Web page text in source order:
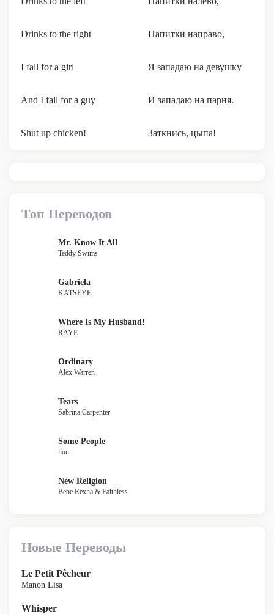
Drinks to the right Напитки направо,
I fall for a girl Я западаю на девушку
And I fall for a guy И западаю на парня.
Shut up chicken! Заткнись, цыпа!
Топ Переводов
Mr. Know It All
Teddy Swims
Gabriela
KATSEYE
Where Is My Husband!
RAYE
Ordinary
Alex Warren
Tears
Sabrina Carpenter
Some People
liou
New Religion
Bebe Rexha & Faithless
Новые Переводы
Le Petit Pêcheur
Manon Lisa
Whisper